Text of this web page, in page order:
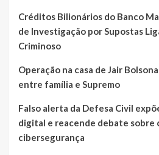
Créditos Bilionários do Banco
de Investigação por Supostas
Criminoso
Operação na casa de Jair
entre família e Supremo
Falso alerta da Defesa Civil
digital e reacende debate sobre
cibersegurança